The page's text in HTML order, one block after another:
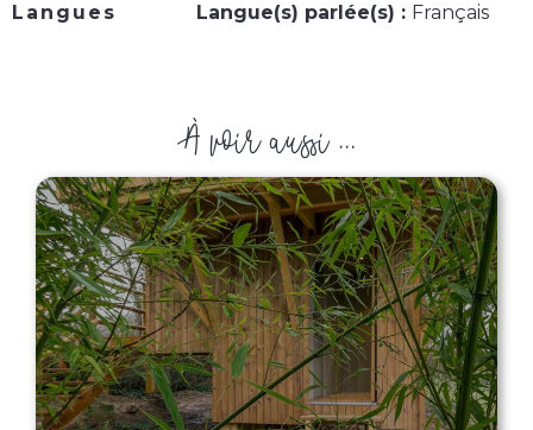
Langues Langue(s) parlée(s) : Français
À voir aussi ...